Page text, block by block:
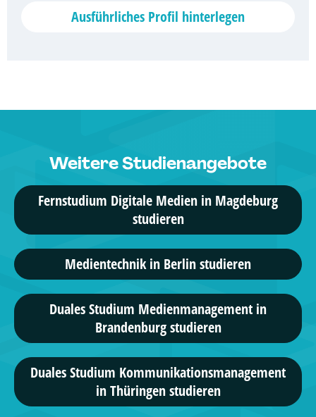
IST-Hochschule für Management
Kommunikation & Medienmanagement, ...
5 Studiengänge
AKAD University
Online-Marketing, ...
4 Studiengänge
Campus M University
Medien Management ...
1 Studiengänge
Ausführliches Profil hinterlegen
Weitere Studienangebote
Fernstudium Digitale Medien in Magdeburg
studieren
Medientechnik in Berlin studieren
Duales Studium Medienmanagement in
Brandenburg studieren
Duales Studium Kommunikationsmanagement
in Thüringen studieren